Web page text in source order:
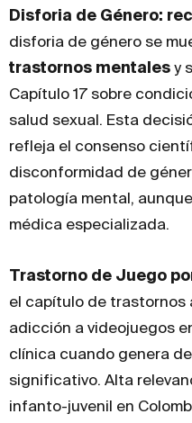
Disforia de Género:
disforia de género se
trastornos mentales y
Capítulo 17 sobre
salud sexual. Esta
refleja el consenso
disconformidad de
patología mental,
médica especializada.
Trastorno de Juego
el capítulo de trastornos
adicción a videojuegos
clínica cuando genera
significativo. Alta
infanto-juvenil en